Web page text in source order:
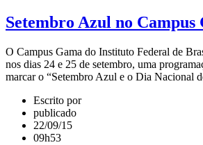
Setembro Azul no Campus
O Campus Gama do Instituto Federal de
nos dias 24 e 25 de setembro, uma
marcar o “Setembro Azul e o Dia Nacional
Escrito por
publicado
22/09/15
09h53